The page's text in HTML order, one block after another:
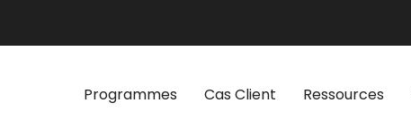
Programmes Cas Client Ressources